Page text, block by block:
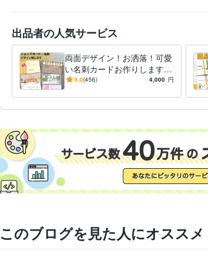
出品者の人気サービス
両面デザイン！お洒落！可愛
い名刺カードお作りします
こだわり！名刺やお店のポイ
5.0(456) 4,000 円
このブログを見た人にオススメ